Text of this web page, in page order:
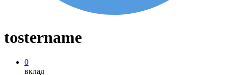
tostername
0
вклад